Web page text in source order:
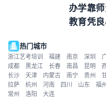
办学靠
教育凭
热门城市
浙江艺考培训 福建 南京 深圳
成都
黑龙江 长春 南昌 昆明
长沙
天津 内蒙古 南宁 贵州
拉萨
杭州 河南 四川 山东 福
常州
洛阳 大连